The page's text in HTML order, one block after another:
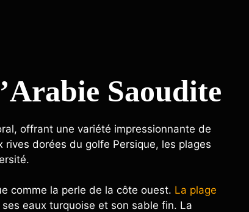
Saoudite
offrant une variété impressionnante de
dorées du golfe Persique, les plages
comme la perle de la côte ouest. La plage
eaux turquoise et son sable fin. La